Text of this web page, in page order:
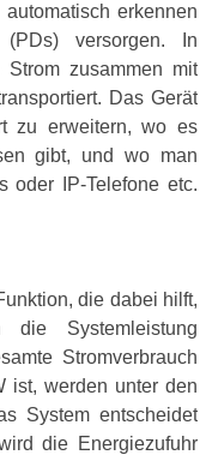
erkennen
(PDs) versorgen. In
zusammen mit
Das Gerät
zu erweitern, wo es
gibt, und wo man
oder IP-Telefone etc.
die dabei hilft,
Systemleistung
Stromverbrauch
ist, werden unter den
System entscheidet
die Energiezufuhr